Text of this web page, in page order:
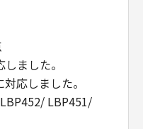
ました。
応しました。
LBP451/